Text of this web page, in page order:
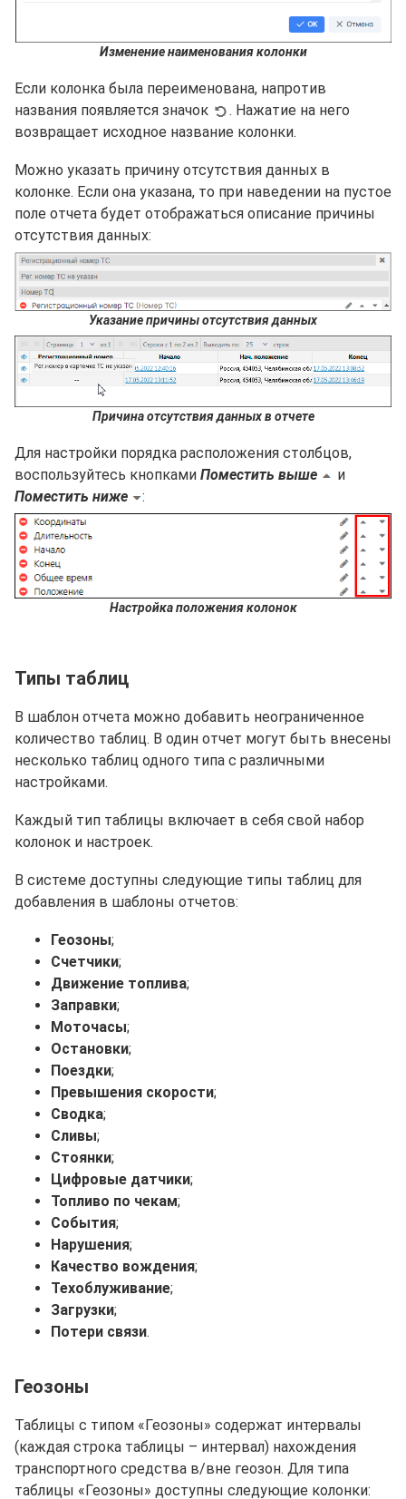
Изменение наименования колонки
Если колонка была переименована, напротив
названия появляется значок
. Нажатие на него
возвращает исходное название колонки.
Можно указать причину отсутствия данных в
колонке. Если она указана, то при наведении на пустое
поле отчета будет отображаться описание причины
отсутствия данных:
Указание причины отсутствия данных
Причина отсутствия данных в отчете
Для настройки порядка расположения столбцов,
воспользуйтесь кнопками Поместить выше
и
Поместить ниже
:
Настройка положения колонок
Типы таблиц
В шаблон отчета можно добавить неограниченное
количество таблиц. В один отчет могут быть внесены
несколько таблиц одного типа с различными
настройками.
Каждый тип таблицы включает в себя свой набор
колонок и настроек.
В системе доступны следующие типы таблиц для
добавления в шаблоны отчетов:
Геозоны;
Счетчики;
Движение топлива;
Заправки;
Моточасы;
Остановки;
Поездки;
Превышения скорости;
Сводка;
Сливы;
Стоянки;
Цифровые датчики;
Топливо по чекам;
События;
Нарушения;
Качество вождения;
Техоблуживание;
Загрузки;
Потери связи.
Геозоны
Таблицы с типом «Геозоны» содержат интервалы
(каждая строка таблицы – интервал) нахождения
транспортного средства в/вне геозон. Для типа
таблицы «Геозоны» доступны следующие колонки: